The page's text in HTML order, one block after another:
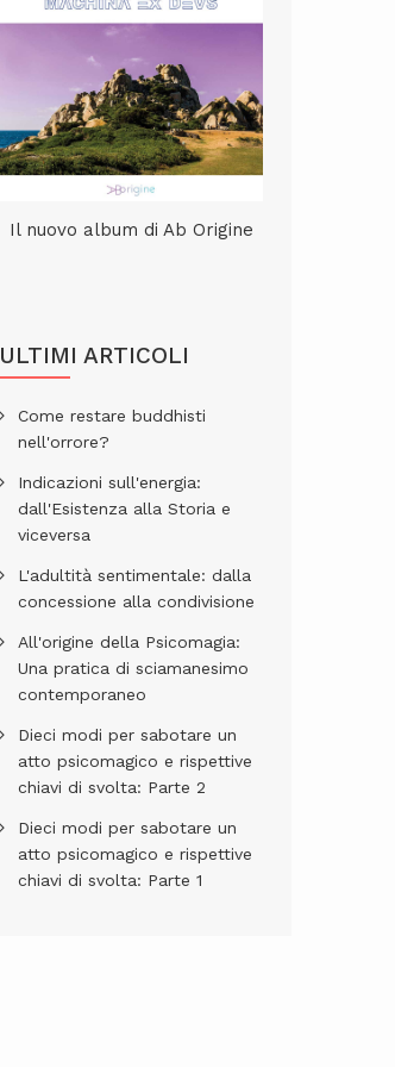
Il nuovo album di Ab Origine
ULTIMI ARTICOLI
Come restare buddhisti
nell'orrore?
Indicazioni sull'energia:
dall'Esistenza alla Storia e
viceversa
L'adultità sentimentale: dalla
concessione alla condivisione
All'origine della Psicomagia:
Una pratica di sciamanesimo
contemporaneo
Dieci modi per sabotare un
atto psicomagico e rispettive
chiavi di svolta: Parte 2
Dieci modi per sabotare un
atto psicomagico e rispettive
chiavi di svolta: Parte 1